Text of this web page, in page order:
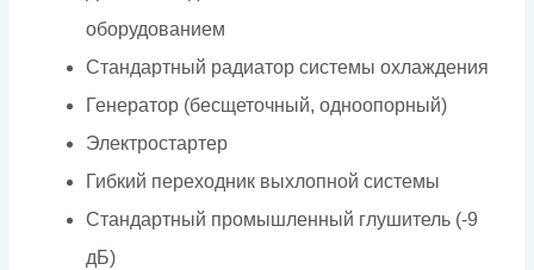
оборудованием
Стандартный радиатор системы охлаждения
Генератор (бесщеточный, одноопорный)
Электростартер
Гибкий переходник выхлопной системы
Стандартный промышленный глушитель (-9
дБ)